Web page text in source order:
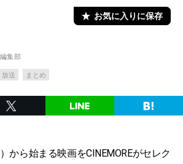
お気に入りに保存
集部
放送 まとめ
から始まる映画をCINEMOREがセレク